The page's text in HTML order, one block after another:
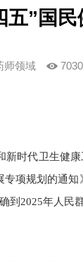
”国
师领域 7030
代卫生健康
项规划的通
到2025年人民